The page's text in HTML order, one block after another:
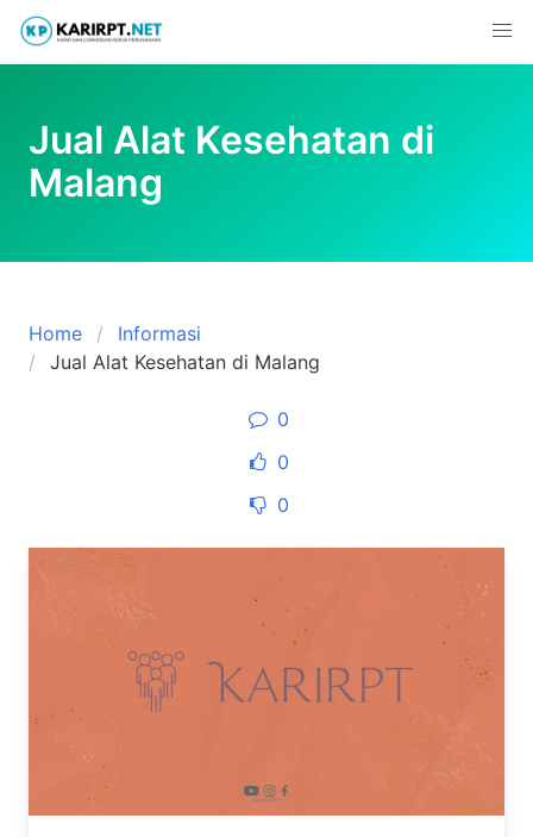
Skip
content
Jual Alat Kesehatan di
Malang
Home
Informasi
Jual Alat Kesehatan di Malang
0
0
0